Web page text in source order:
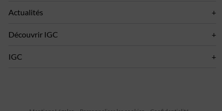
Actualités
Découvrir IGC
IGC